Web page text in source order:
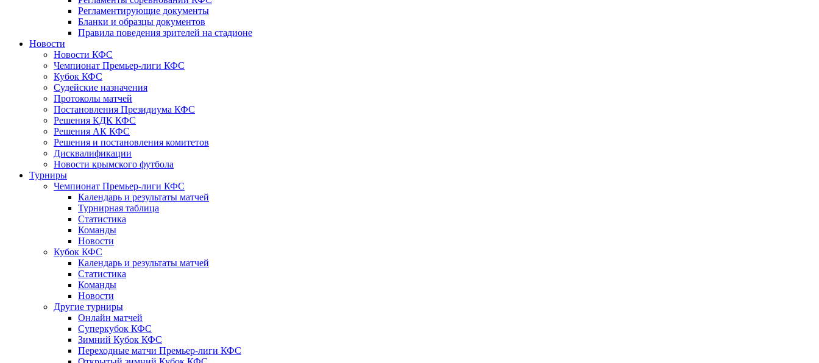
Регламентирующие документы
Бланки и образцы документов
Правила поведения зрителей на стадионе
Новости
Новости КФС
Чемпионат Премьер-лиги КФС
Кубок КФС
Судейские назначения
Протоколы матчей
Постановления Президиума КФС
Решения КДК КФС
Решения АК КФС
Решения и постановления комитетов
Дисквалификации
Новости крымского футбола
Турниры
Чемпионат Премьер-лиги КФС
Календарь и результаты матчей
Турнирная таблица
Статистика
Команды
Новости
Кубок КФС
Календарь и результаты матчей
Статистика
Команды
Новости
Другие турниры
Онлайн матчей
Суперкубок КФС
Зимний Кубок КФС
Переходные матчи Премьер-лиги КФС